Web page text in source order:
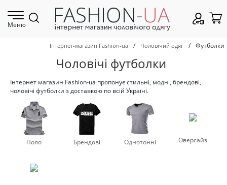
Меню
Інтернет-магазин Fashion-ua / Чоловічий одяг / Футболки
Чоловічі футболки
Інтернет магазин Fashion-ua пропонує стильні, модні, брендові,
чоловічі футболки з доставкою по всій Україні.
Поло Брендові Однотонні Оверсайз